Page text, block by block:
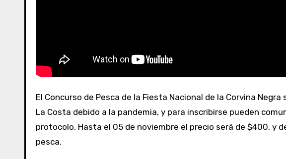
El Concurso de Pesca de la Fiesta Nacional de la Corvina Negra se llevará a cabo el domingo 8 de noviembre, solamente para residentes del partido de
La Costa debido a la pandemia, y para inscribirse pueden
protocolo. Hasta el 05 de noviembre el precio será de $400, y
pesca.